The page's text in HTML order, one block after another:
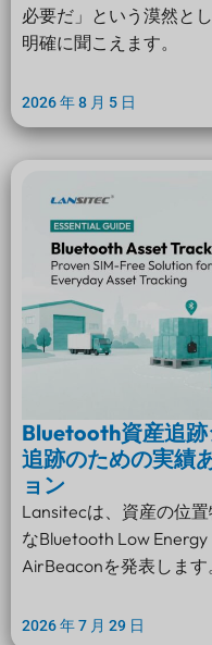
必要だ」という漠然と
明確に聞こえます。
2026 年 8 月 5 日
Bluetooth資産追
追跡のための実績
ョン
Lansitecは、資産の位
なBluetooth Low
AirBeaconを発表します
2026 年 7 月 29 日